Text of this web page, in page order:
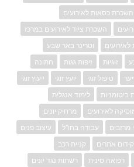
השכרת כסאות לאירועים
השכרת ציוד לאירועים במרכז
וטרינר באר שבע
זוגיות זיפות גגות
חתונה
טיפול זוגי יועץ זוגי
ייעוץ זוגי
ביטומניות
לימוד אנגלית
לאירועים
מרחיק יונים
מרזבים עבודה בחו"ל
עיצוב פנים
קידום אתרים
קניית רכב
רפואה סינית
רשתות נגד יונים